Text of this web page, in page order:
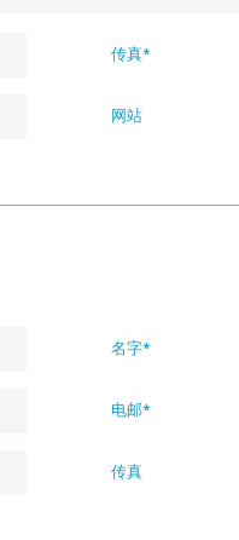
传真*
网站
名字*
电邮*
传真